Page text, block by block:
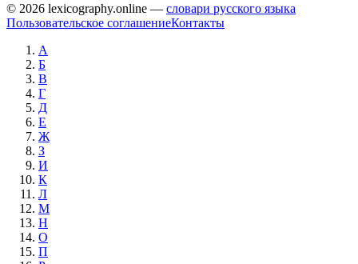
© 2026 lexicography.online — словари русского языка
Пользовательское соглашениеКонтакты
А
Б
В
Г
Д
Е
Ж
З
И
К
Л
М
Н
О
П